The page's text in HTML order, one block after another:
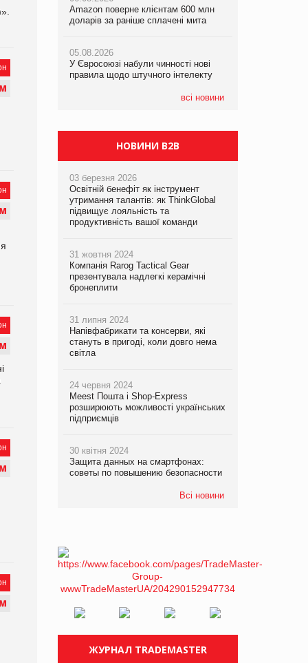
М
М
М
М
М
Amazon поверне клієнтам 600 млн
доларів за раніше сплачені мита
05.08.2026
У Євросоюзі набули чинності нові
правила щодо штучного інтелекту
всі новини
Amazon поверне клієнтам 600 млн
доларів за раніше сплачені мита
05.08.2026
У Євросоюзі набули чинності нові
правила щодо штучного інтелекту
правила щодо штучного інтелекту
Рекламна платформа вимагає від
Google компенсацію за втрату 6,9
трлн рекламних показів
НОВИНИ B2B
03 березня 2026
Освітній бенефіт як інструмент
утримання талантів: як ThinkGlobal
підвищує лояльність та
продуктивність вашої команди
31 жовтня 2024
Компанія Rarog Tactical Gear
презентувала надлегкі керамічні
бронеплити
31 липня 2024
Напівфабрикати та консерви, які
стануть в пригоді, коли довго нема
світла
24 червня 2024
Meest Пошта і Shop-Express
розширюють можливості українських
підприємців
30 квітня 2024
Защита данных на смартфонах:
советы по повышению безопасности
Всі новини
ЖУРНАЛ TRADEMASTER